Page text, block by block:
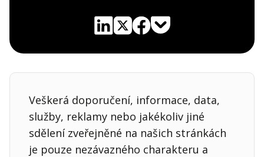
Veškerá doporučení, informace, data,
služby, reklamy nebo jakékoliv jiné
sdělení zveřejněné na našich stránkách
je pouze nezávazného charakteru a